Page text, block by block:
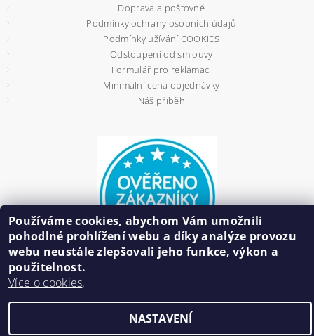
Doprava a poštovné
Podmínky ochrany osobních údajů
Podmínky užívání COOKIES
Odstoupení od smlouvy
Formulář pro reklamaci
Minimální cena objednávky
Náš příběh
2026 ©HAIR BIŽUTERIE, všechna práva vyhrazena
Vytvořil Shoptet
Používáme cookies, abychom Vám umožnili
pohodlné prohlížení webu a díky analýze provozu
webu neustále zlepšovali jeho funkce, výkon a
použitelnost.
Více o cookies.
NASTAVENÍ